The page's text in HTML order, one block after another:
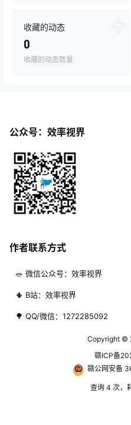
收藏的动态
0
收藏的动态数量
公众号：效率视界
作者联系方式
🥗 微信公众号：效率视界
🌵 B站：效率视界
🌳 QQ/微信：1272285092
Copyright ©
赣ICP备
赣公网安备
查询 4 次，